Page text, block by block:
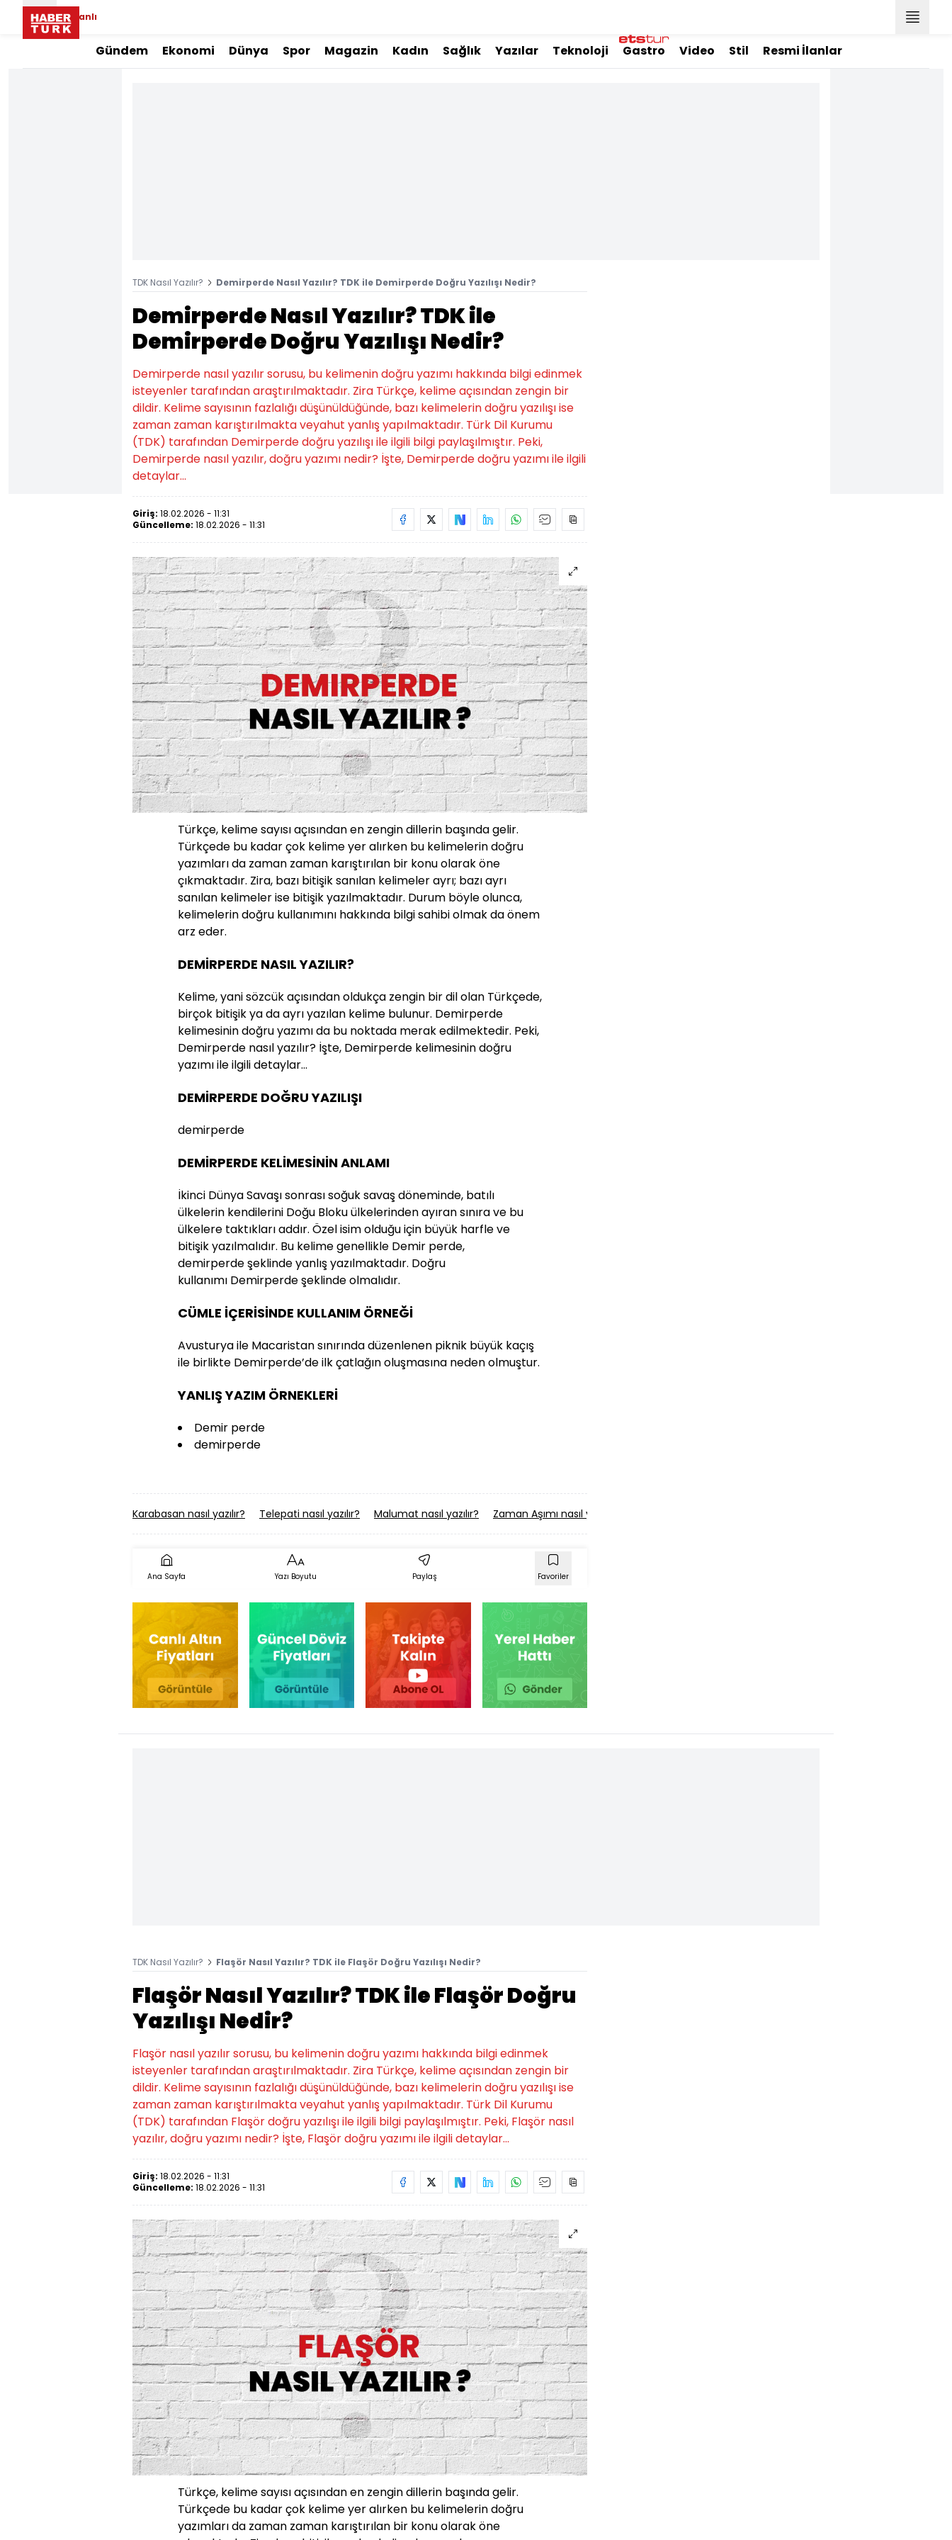
Canlı
Gündem Ekonomi Dünya Spor Magazin Kadın Sağlık Yazılar Teknoloji Gastro Video Stil Resmi İlanlar
TDK Nasıl Yazılır? Demirperde Nasıl Yazılır? TDK ile Demirperde Doğru Yazılışı Nedir?
Demirperde Nasıl Yazılır? TDK ile
Demirperde Doğru Yazılışı Nedir?
Demirperde nasıl yazılır sorusu, bu kelimenin doğru yazımı hakkında bilgi edinmek
isteyenler tarafından araştırılmaktadır. Zira Türkçe, kelime açısından zengin bir
dildir. Kelime sayısının fazlalığı düşünüldüğünde, bazı kelimelerin doğru yazılışı ise
zaman zaman karıştırılmakta veyahut yanlış yapılmaktadır. Türk Dil Kurumu
(TDK) tarafından Demirperde doğru yazılışı ile ilgili bilgi paylaşılmıştır. Peki,
Demirperde nasıl yazılır, doğru yazımı nedir? İşte, Demirperde doğru yazımı ile ilgili
detaylar...
Giriş: 18.02.2026 - 11:31
Güncelleme: 18.02.2026 - 11:31
Türkçe, kelime sayısı açısından en zengin dillerin başında gelir.
Türkçede bu kadar çok kelime yer alırken bu kelimelerin doğru
yazımları da zaman zaman karıştırılan bir konu olarak öne
çıkmaktadır. Zira, bazı bitişik sanılan kelimeler ayrı; bazı ayrı
sanılan kelimeler ise bitişik yazılmaktadır. Durum böyle olunca,
kelimelerin doğru kullanımını hakkında bilgi sahibi olmak da önem
arz eder.
DEMİRPERDE NASIL YAZILIR?
Kelime, yani sözcük açısından oldukça zengin bir dil olan Türkçede,
birçok bitişik ya da ayrı yazılan kelime bulunur. Demirperde
kelimesinin doğru yazımı da bu noktada merak edilmektedir. Peki,
Demirperde nasıl yazılır? İşte, Demirperde kelimesinin doğru
yazımı ile ilgili detaylar…
DEMİRPERDE DOĞRU YAZILIŞI
demirperde
DEMİRPERDE KELİMESİNİN ANLAMI
İkinci Dünya Savaşı sonrası soğuk savaş döneminde, batılı
ülkelerin kendilerini Doğu Bloku ülkelerinden ayıran sınıra ve bu
ülkelere taktıkları addır. Özel isim olduğu için büyük harfle ve
bitişik yazılmalıdır. Bu kelime genellikle Demir perde,
demirperde şeklinde yanlış yazılmaktadır. Doğru
kullanımı Demirperde şeklinde olmalıdır.
CÜMLE İÇERİSİNDE KULLANIM ÖRNEĞİ
Avusturya ile Macaristan sınırında düzenlenen piknik büyük kaçış
ile birlikte Demirperde’de ilk çatlağın oluşmasına neden olmuştur.
YANLIŞ YAZIM ÖRNEKLERİ
Demir perde
demirperde
Karabasan nasıl yazılır? Telepati nasıl yazılır? Malumat nasıl yazılır? Zaman Aşımı nasıl yazılır?
Ana Sayfa Yazı Boyutu Paylaş Favoriler
TDK Nasıl Yazılır? Flaşör Nasıl Yazılır? TDK ile Flaşör Doğru Yazılışı Nedir?
Flaşör Nasıl Yazılır? TDK ile Flaşör Doğru
Yazılışı Nedir?
Flaşör nasıl yazılır sorusu, bu kelimenin doğru yazımı hakkında bilgi edinmek
isteyenler tarafından araştırılmaktadır. Zira Türkçe, kelime açısından zengin bir
dildir. Kelime sayısının fazlalığı düşünüldüğünde, bazı kelimelerin doğru yazılışı ise
zaman zaman karıştırılmakta veyahut yanlış yapılmaktadır. Türk Dil Kurumu
(TDK) tarafından Flaşör doğru yazılışı ile ilgili bilgi paylaşılmıştır. Peki, Flaşör nasıl
yazılır, doğru yazımı nedir? İşte, Flaşör doğru yazımı ile ilgili detaylar...
Giriş: 18.02.2026 - 11:31
Güncelleme: 18.02.2026 - 11:31
Türkçe, kelime sayısı açısından en zengin dillerin başında gelir.
Türkçede bu kadar çok kelime yer alırken bu kelimelerin doğru
yazımları da zaman zaman karıştırılan bir konu olarak öne